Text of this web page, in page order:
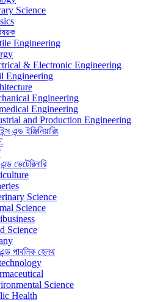
Science
Engineering
& Electronic Engineering
Engineering
Engineering
Engineering
and Production Engineering
এন্ড ইঞ্জিনিয়ারিং
ভেটেরিনারি
Science
Science
Science
পাবলিক হেলথ
Science
Health